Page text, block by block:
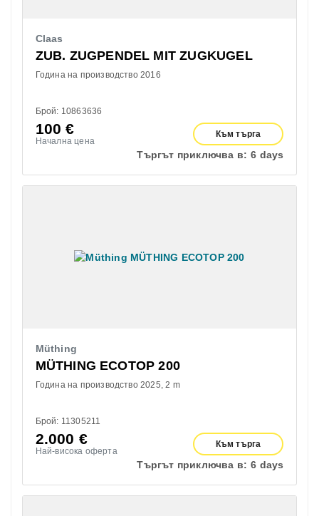
Claas
ZUB. ZUGPENDEL MIT ZUGKUGEL
Година на производство 2016
Брой: 10863636
100€
Начална цена
Към търга
Търгът приключва в: 6 days
Müthing
MÜTHING ECOTOP 200
Година на производство 2025 2 m
Брой: 11305211
2.000 €
Най-висока оферта
Към търга
Търгът приключва в: 6 days